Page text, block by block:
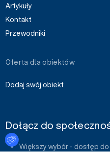
Artykuły
Kontakt
Przewodniki
Oferta dla obiektów
Dodaj swój obiekt
Dołącz do
Większy wybór - dostęp
Ustawienia plików cookies